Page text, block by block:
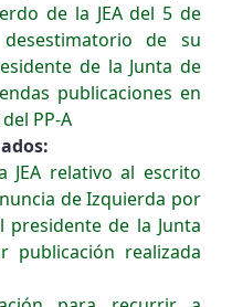
de la JEA del 5 de
de su
de la Junta de
publicaciones en
PP-A
JEA relativo al escrito
de Izquierda por
presidente de la Junta
publicación realizada